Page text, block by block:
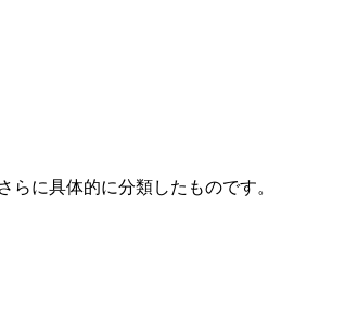
らに具体的に分類したものです。